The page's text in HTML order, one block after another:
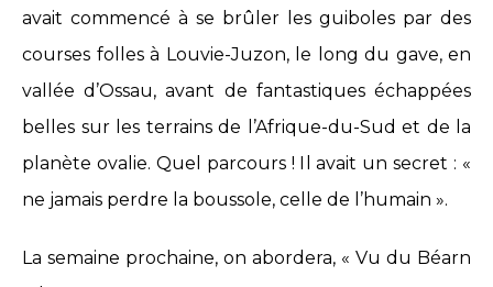
avait commencé à se brûler les guiboles par des
courses folles à Louvie-Juzon, le long du gave, en
vallée d’Ossau, avant de fantastiques échappées
belles sur les terrains de l’Afrique-du-Sud et de la
planète ovalie. Quel parcours ! Il avait un secret : «
ne jamais perdre la boussole, celle de l’humain ».
La semaine prochaine, on abordera, « Vu du Béarn